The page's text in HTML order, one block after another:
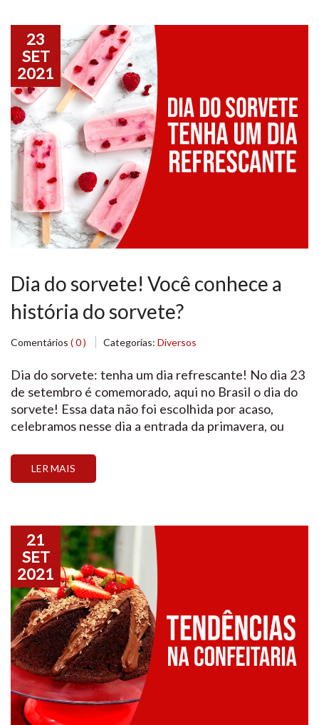
Dia do sorvete! Você conhece a
história do sorvete?
Comentários ( 0 ) Categorias: Diversos
Dia do sorvete: tenha um dia refrescante! No dia 23
de setembro é comemorado, aqui no Brasil o dia do
sorvete! Essa data não foi escolhida por acaso,
celebramos nesse dia a entrada da primavera, ou
em nos refrescar com um sorvetinho. Por morarmos
em um país tropical, […]
LER MAIS
23
SET
2021
21
SET
2021